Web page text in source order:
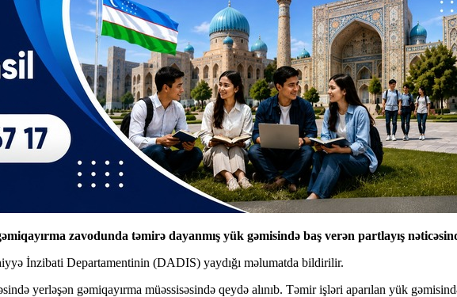
zavodunda təmirə dayanmış yük gəmisində baş verən partlayış
İnzibati Departamentinin (DADIS) yaydığı məlumatda bildirilir.
yerləşən gəmiqayırma müəssisəsində qeydə alınıb. Təmir işləri aparılan yük